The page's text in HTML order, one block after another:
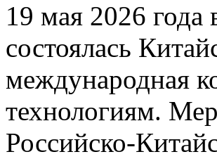
19 мая 2026 года
состоялась
международная
технологиям.
Российско-